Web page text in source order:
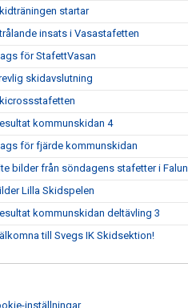
startar
insats i Vasastafetten
för StafettVasan
skidavslutning
kommunskidan 4
för fjärde kommunskidan
bilder från söndagens stafetter i Falun
Lilla Skidspelen
kommunskidan deltävling 3
till Svegs IK Skidsektion!
inställningar